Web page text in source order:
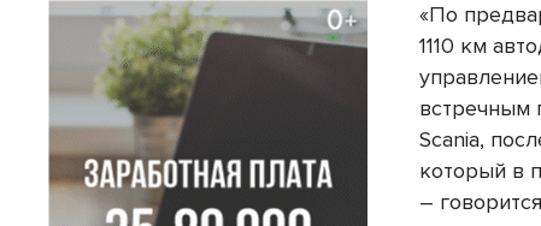
«По
1110 км
встречным
Scania,
который в
–